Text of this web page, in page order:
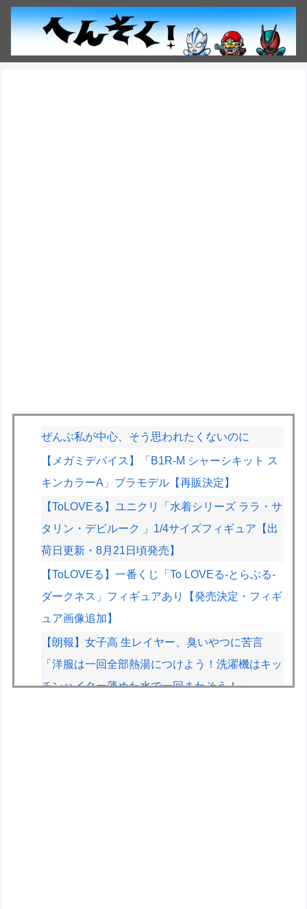
ぜんぶ私が中心、そう思われたくないのに
【メガミデバイス】「B1R-M シャーシキット ス
キンカラーA」プラモデル【再販決定】
【ToLOVEる】ユニクリ「水着シリーズ ララ・サ
タリン・デビルーク 」1/4サイズフィギュア【出
荷日更新・8月21日頃発売】
【ToLOVEる】一番くじ「To LOVEる-とらぶる-
ダークネス」フィギュアあり【発売決定・フィギ
ュア画像追加】
【朗報】女子高 生レイヤー、臭いやつに苦言
「洋服は一回全部熱湯につけよう！洗濯機はキッ
チンハイター薄めた水で一回まわそう！」